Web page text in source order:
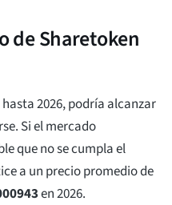
de Sharetoken
2026, podría alcanzar
Si el mercado
que no se cumpla el
a un precio promedio de
en 2026.